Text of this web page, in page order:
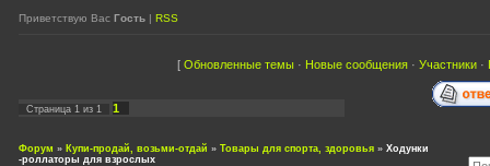
Приветствую Вас Гость | RSS
[ Обновленные темы · Новые сообщения · Участники ·
Страница 1 из 1 1
Форум » Купи-продай, возьми-отдай » Товары для спорта, здоровья » Ходунки
-роллаторы для взрослых